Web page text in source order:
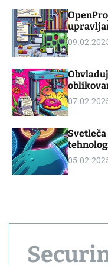
g
e
t